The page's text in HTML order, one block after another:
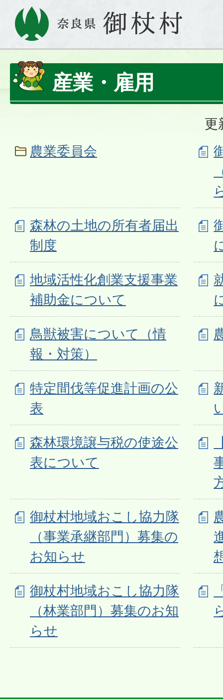
産業・雇用
更
農業委員会
森林の土地の所有者届出
制度
地域活性化創業支援事業
補助金について
鳥獣被害について（情
報・対策）
特定間伐等促進計画の公
表
森林環境譲与税の使途公
表について
御杖村地域おこし協力隊
（事業承継部門）募集の
お知らせ
御杖村地域おこし協力隊
（林業部門）募集のお知
らせ